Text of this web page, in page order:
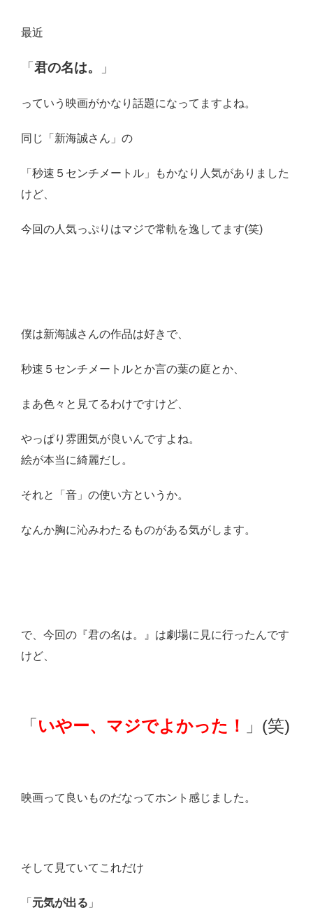
最近
「 君の名は。 」
っていう映画がかなり話題になってますよね。
同じ「新海誠さん」の
「秒速５センチメートル」もかなり人気がありました
けど、
今回の人気っぷりはマジで常軌を逸してます(笑)
僕は新海誠さんの作品は好きで、
秒速５センチメートルとか言の葉の庭とか、
まあ色々と見てるわけですけど、
やっぱり雰囲気が良いんですよね。
絵が本当に綺麗だし。
それと「音」の使い方というか。
なんか胸に沁みわたるものがある気がします。
で、今回の『君の名は。』は劇場に見に行ったんです
けど、
「 いやー、マジでよかった！ 」(笑)
映画って良いものだなってホント感じました。
そして見ていてこれだけ
「 元気が出る 」